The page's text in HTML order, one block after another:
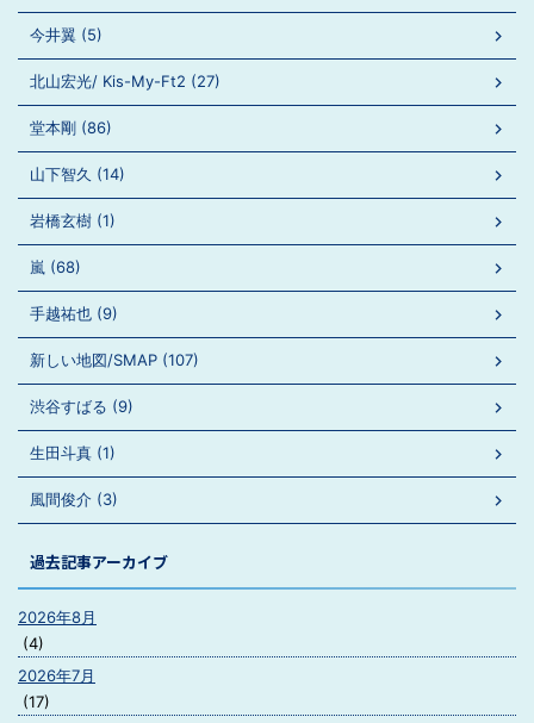
今井翼 (5)
北山宏光/ Kis-My-Ft2 (27)
堂本剛 (86)
山下智久 (14)
岩橋玄樹 (1)
嵐 (68)
手越祐也 (9)
新しい地図/SMAP (107)
渋谷すばる (9)
生田斗真 (1)
風間俊介 (3)
過去記事アーカイブ
2026年8月
(4)
2026年7月
(17)